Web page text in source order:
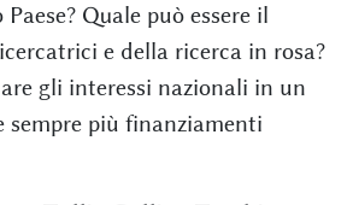
Quale può essere il
e della ricerca in rosa?
gli interessi nazionali in un
sempre più finanziamenti